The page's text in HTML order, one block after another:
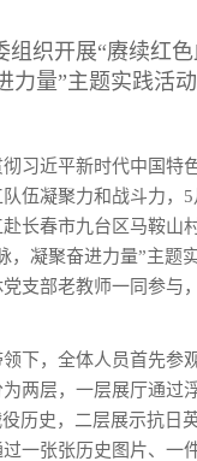
组织开展“赓续红
力量”主题实践活动
习近平新时代中国特
伍凝聚力和战斗力，
长春市九台区马鞍山
，凝聚奋进力量”主题
支部老教师一同参与
下，全体人员首先参
两层，一层展厅通过
历史，二层展示抗日
一张张历史图片、一